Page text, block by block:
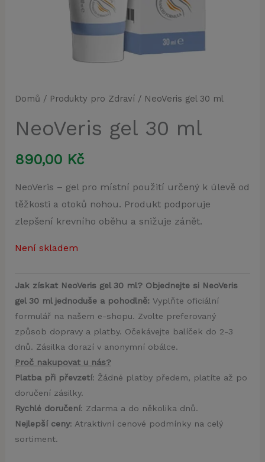
Domů / Produkty pro Zdraví/ NeoVeris gel 30 ml
NeoVeris gel 30 ml
890,00 Kč
NeoVeris – gel pro místní použití určený k úlevě od
těžkosti a otoků nohou. Produkt podporuje
zlepšení krevního oběhu a snižuje zánět.
Není skladem
Jak získat NeoVeris gel 30 ml? Objednejte si NeoVeris
gel 30 ml jednoduše a pohodlně:Vyplňte oficiální
formulář na našem e-shopu. Zvolte preferovaný
způsob dopravy a platby. Očekávejte balíček do 2-3
dnů. Zásilka dorazí v anonymní obálce.
Proč nakupovat u nás?
Platba při převzetí: Žádné platby předem, platíte až po
doručení zásilky.
Rychlé doručení: Zdarma a do několika dnů.
Nejlepší ceny: Atraktivní cenové podmínky na celý
sortiment.